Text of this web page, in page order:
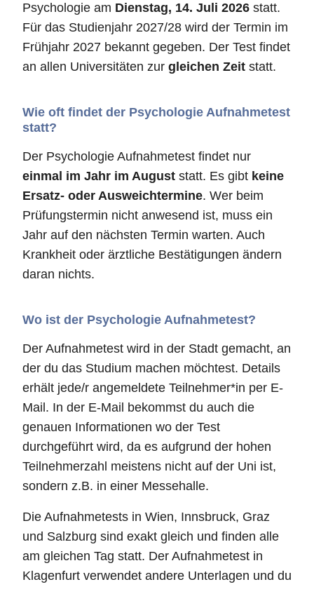
Psychologie am Dienstag, 14. Juli 2026 statt.
Für das Studienjahr 2027/28 wird der Termin im
Frühjahr 2027 bekannt gegeben. Der Test findet
an allen Universitäten zur gleichen Zeit statt.
Wie oft findet der Psychologie Aufnahmetest
statt?
Der Psychologie Aufnahmetest findet nur
einmal im Jahr im August statt. Es gibt keine
Ersatz- oder Ausweichtermine. Wer beim
Prüfungstermin nicht anwesend ist, muss ein
Jahr auf den nächsten Termin warten. Auch
Krankheit oder ärztliche Bestätigungen ändern
daran nichts.
Wo ist der Psychologie Aufnahmetest?
Der Aufnahmetest wird in der Stadt gemacht, an
der du das Studium machen möchtest. Details
erhält jede/r angemeldete Teilnehmer*in per E-
Mail. In der E-Mail bekommst du auch die
genauen Informationen wo der Test
durchgeführt wird, da es aufgrund der hohen
Teilnehmerzahl meistens nicht auf der Uni ist,
sondern z.B. in einer Messehalle.
Die Aufnahmetests in Wien, Innsbruck, Graz
und Salzburg sind exakt gleich und finden alle
am gleichen Tag statt. Der Aufnahmetest in
Klagenfurt verwendet andere Unterlagen und du